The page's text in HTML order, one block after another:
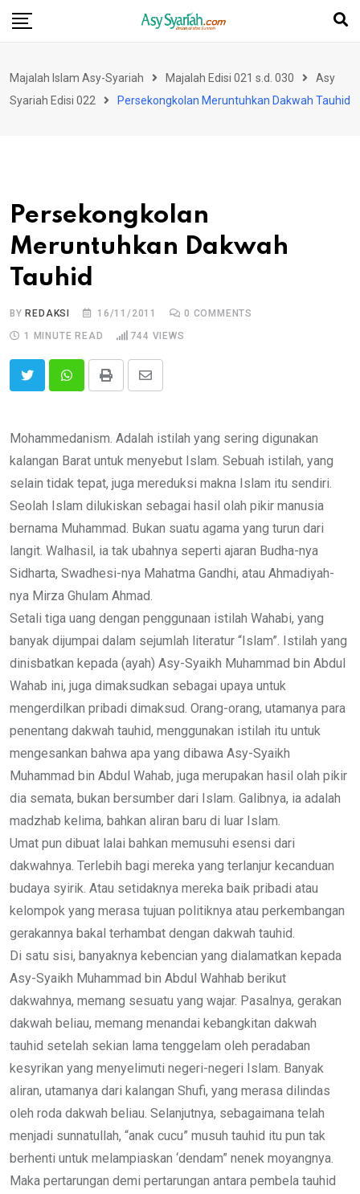
Skip
Majalah Islam Asy-Syariah Majalah Edisi 021 s.d. 030
Asy
Syariah Edisi 022
Persekongkolan Meruntuhkan Dakwah Tauhid
Persekongkolan
Meruntuhkan Dakwah
Tauhid
BYREDAKSI 16/11/2011 0 COMMENTS
1 MINUTE READ
744 VIEWS
Print
Share
Email
Mohammedanism. Adalah istilah yang sering digunakan
kalangan Barat untuk menyebut Islam. Sebuah istilah, yang
selain tidak tepat, juga mereduksi makna Islam itu sendiri.
Seolah Islam dilukiskan sebagai hasil olah pikir manusia
bernama Muhammad. Bukan suatu agama yang turun dari
langit. Walhasil, ia tak ubahnya seperti ajaran Budha-nya
Sidharta, Swadhesi-nya Mahatma Gandhi, atau Ahmadiyah-
nya Mirza Ghulam Ahmad.
Setali tiga uang dengan penggunaan istilah Wahabi, yang
banyak dijumpai dalam sejumlah literatur “Islam”. Istilah yang
dinisbatkan kepada (ayah) Asy-Syaikh Muhammad bin Abdul
Wahab ini, juga dimaksudkan sebagai upaya untuk
mengerdilkan pribadi dimaksud. Orang-orang, utamanya para
penentang dakwah tauhid, menggunakan istilah itu untuk
mengesankan bahwa apa yang dibawa Asy-Syaikh
Muhammad bin Abdul Wahab, juga merupakan hasil olah pikir
dia semata, bukan bersumber dari Islam. Galibnya, ia adalah
madzhab kelima, bahkan aliran baru di luar Islam.
Umat pun dibuat lalai bahkan memusuhi esensi dari
dakwahnya. Terlebih bagi mereka yang terlanjur kecanduan
budaya syirik. Atau setidaknya mereka baik pribadi atau
kelompok yang merasa tujuan politiknya atau perkembangan
gerakannya bakal terhambat dengan dakwah tauhid.
Di satu sisi, banyaknya kebencian yang dialamatkan kepada
Asy-Syaikh Muhammad bin Abdul Wahhab berikut
dakwahnya, memang sesuatu yang wajar. Pasalnya, gerakan
dakwah beliau, memang menandai kebangkitan dakwah
tauhid setelah sekian lama tenggelam oleh peradaban
kesyrikan yang menyelimuti negeri-negeri Islam. Banyak
aliran, utamanya dari kalangan Shufi, yang merasa dilindas
oleh roda dakwah beliau. Selanjutnya, sebagaimana telah
menjadi sunnatullah, “anak cucu” musuh tauhid itu pun tak
berhenti untuk melampiaskan ‘dendam” nenek moyangnya.
Maka pertarungan demi pertarungan antara pembela tauhid